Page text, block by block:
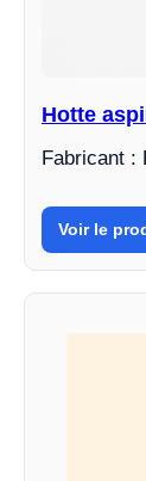
Hotte
Fabricant :
Voir le